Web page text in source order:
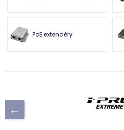
PoE extendéry